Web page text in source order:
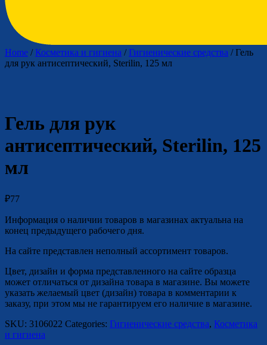
Home /Косметика и гигиена /Гигиенические средства / Гель
для рук антисептический, Sterilin, 125 мл
Гель для рук
антисептический, Sterilin, 125
мл
₽77
Информация о наличии товаров в магазинах актуальна на
конец предыдущего рабочего дня.
На сайте представлен неполный ассортимент товаров.
Цвет, дизайн и форма представленного на сайте образца
может отличаться от дизайна товара в магазине. Вы можете
указать желаемый цвет (дизайн) товара в комментарии к
заказу, при этом мы не гарантируем его наличие в магазине.
SKU: 3106022 Categories: Гигиенические средства, Косметика
и гигиена